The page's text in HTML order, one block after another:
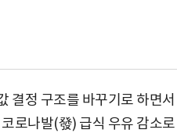
결정 구조를 바꾸기로 하면
로나발(發) 급식 우유 감소